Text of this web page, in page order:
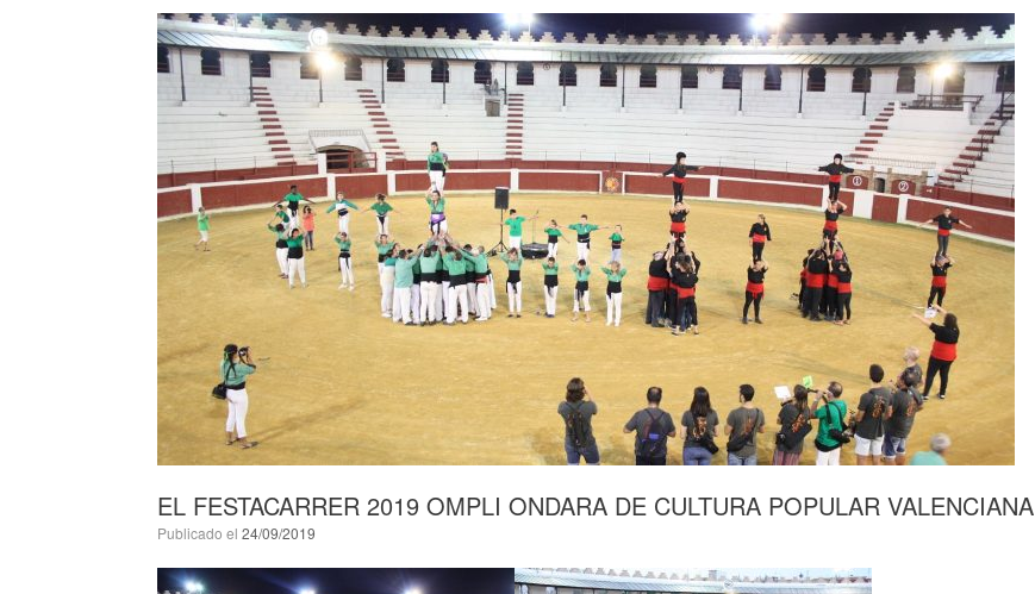
EL FESTACARRER 2019 OMPLI ONDARA DE CULTURA POPULAR VALENCIANA
Publicado el 24/09/2019